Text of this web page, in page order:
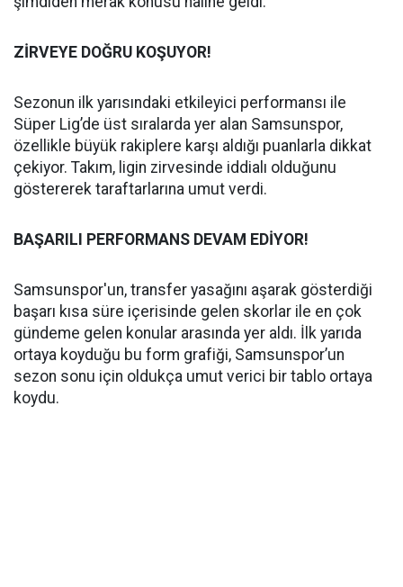
ZİRVEYE DOĞRU KOŞUYOR!
Sezonun ilk yarısındaki etkileyici performansı ile
Süper Lig’de üst sıralarda yer alan Samsunspor,
özellikle büyük rakiplere karşı aldığı puanlarla dikkat
çekiyor. Takım, ligin zirvesinde iddialı olduğunu
göstererek taraftarlarına umut verdi.
BAŞARILI PERFORMANS DEVAM EDİYOR!
Samsunspor'un, transfer yasağını aşarak gösterdiği
başarı kısa süre içerisinde gelen skorlar ile en çok
gündeme gelen konular arasında yer aldı. İlk yarıda
ortaya koyduğu bu form grafiği, Samsunspor’un
sezon sonu için oldukça umut verici bir tablo ortaya
koydu.